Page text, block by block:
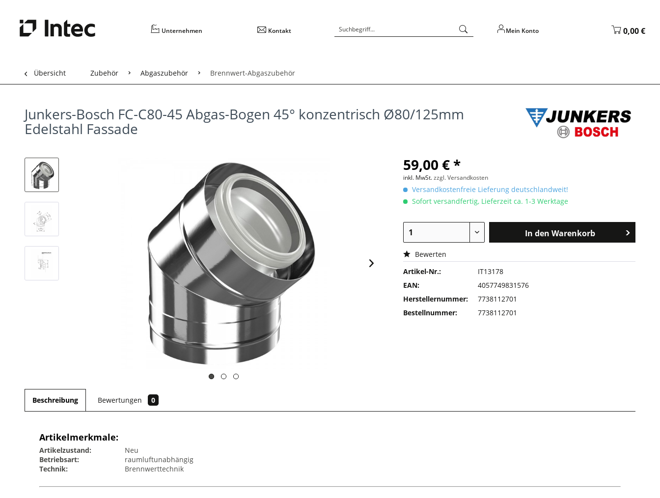
Unternehmen Kontakt Mein Konto 0,00 €
Übersicht Zubehör Abgaszubehör Brennwert-Abgaszubehör
Junkers-Bosch FC-C80-45 Abgas-Bogen 45° konzentrisch Ø80/125mm
Edelstahl Fassade
59,00 € *
inkl. MwSt.zzgl. Versandkosten
Versandkostenfreie Lieferung deutschlandweit!
Sofort versandfertig, Lieferzeit ca. 1-3 Werktage
In den Warenkorb
Bewerten
Artikel-Nr.:
IT13178
EAN:
4057749831576
Herstellernummer:
7738112701
Bestellnummer:
7738112701
Beschreibung Bewertungen 0
Artikelmerkmale:
Artikelzustand:
Neu
Betriebsart:
raumluftunabhängig
Technik:
Brennwerttechnik